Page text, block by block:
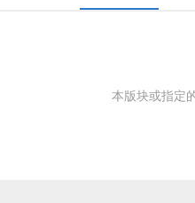
本版块或指定